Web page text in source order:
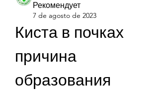
Рекомендует
7 de agosto de 2023
Киста в почках
причина
образования